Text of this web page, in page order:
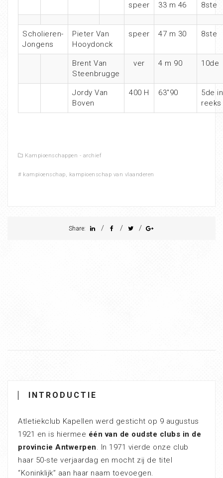
speer 33 m 46 8ste
Scholieren-
Jongens
Pieter Van
Hooydonck
speer 47 m 30 8ste
Brent Van
Steenbrugge
ver 4 m 90 10de
Jordy Van
Boven
400 H 63″90
5de in
reeks
Kampioenschappen - archief
# kampioenschap, kampioenschap van vlaanderen
Share: / / /
INTRODUCTIE
Atletiekclub Kapellen werd gesticht op 9 augustus
1921 en is hiermee één van de oudste clubs in de
provincie Antwerpen. In 1971 vierde onze club
haar 50-ste verjaardag en mocht zij de titel
“Koninklijk” aan haar naam toevoegen.